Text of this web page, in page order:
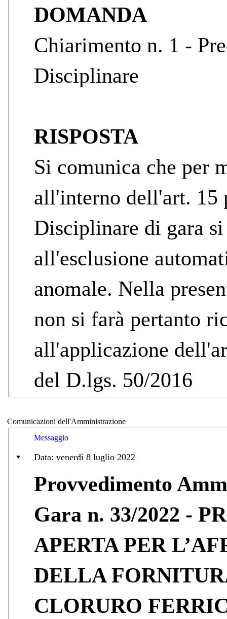
DOMANDA
Chiarimento n. 1 -
Disciplinare
RISPOSTA
Si comunica che per
all'interno dell'art. 15
Disciplinare di gara
all'esclusione
anomale. Nella
non si farà pertanto
all'applicazione
del D.lgs. 50/2016
Comunicazioni dell'Amministrazione
Messaggio
Data: venerdì 8 luglio 2022
Provvedimento
Gara n. 33/2022 -
APERTA PER
DELLA
CLORURO